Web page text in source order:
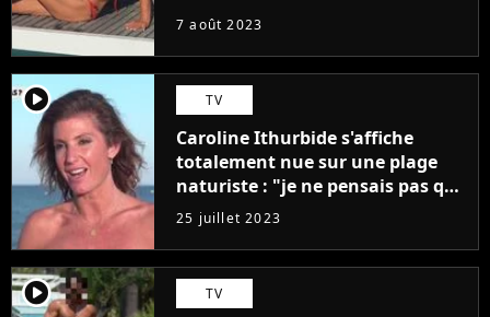
7 août 2023
player2 TV
Caroline Ithurbide s'affiche
totalement nue sur une plage
naturiste : "je ne pensais pas que
j'arriverais à le faire..."
25 juillet 2023
player2 TV